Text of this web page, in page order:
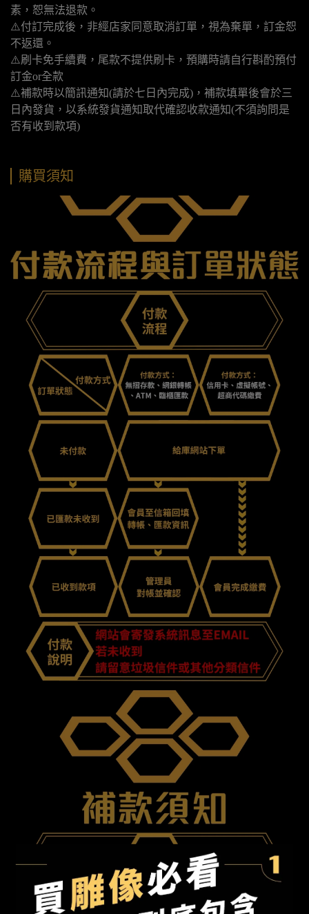
素，恕無法退款。
⚠️付訂完成後，非經店家同意取消訂單，視為棄單，訂金恕
不返還。
⚠️刷卡免手續費，尾款不提供刷卡，預購時請自行斟酌預付
訂金or全款
⚠️補款時以簡訊通知(請於七日內完成)，補款填單後會於三
日內發貨，以系統發貨通知取代確認收款通知(不須詢問是
否有收到款項)
購買須知